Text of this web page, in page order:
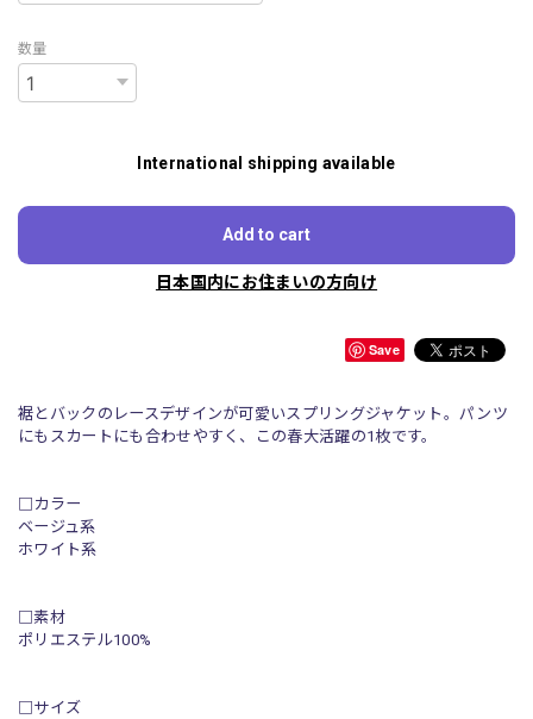
数量
International shipping available
Add to cart
日本国内にお住まいの方向け
Save
裾とバックのレースデザインが可愛いスプリングジャケット。パンツ
にもスカートにも合わせやすく、この春大活躍の1枚です。
□カラー
ベージュ系
ホワイト系
□素材
ポリエステル100%
□サイズ